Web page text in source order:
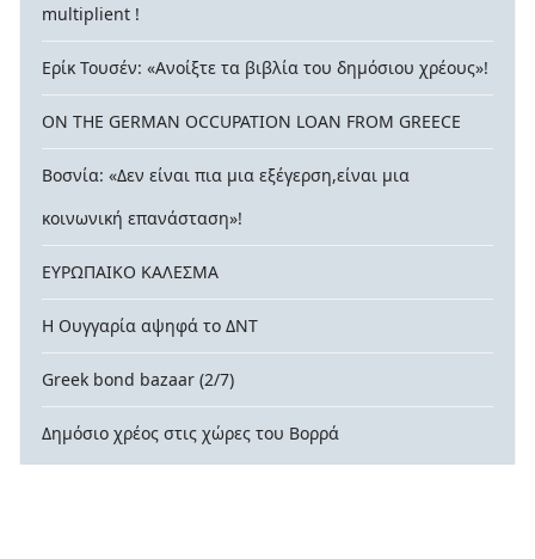
multiplient !
Ερίκ Τουσέν: «Ανοίξτε τα βιβλία του δημόσιου χρέους»!
ON THE GERMAN OCCUPATION LOAN FROM GREECE
Βοσνία: «Δεν είναι πια μια εξέγερση,είναι μια
κοινωνική επανάσταση»!
ΕΥΡΩΠΑΙΚΟ ΚΑΛΕΣΜΑ
Η Ουγγαρία αψηφά το ΔΝΤ
Greek bond bazaar (2/7)
Δημόσιο χρέος στις χώρες του Βορρά